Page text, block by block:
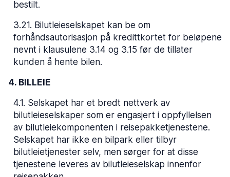
bestilt.
3.21. Bilutleieselskapet kan be om
forhåndsautorisasjon på kredittkortet for beløpene
nevnt i klausulene 3.14 og 3.15 før de tillater
kunden å hente bilen.
4. BILLEIE
4.1. Selskapet har et bredt nettverk av
bilutleieselskaper som er engasjert i oppfyllelsen
av bilutleiekomponenten i reisepakketjenestene.
Selskapet har ikke en bilpark eller tilbyr
bilutleietjenester selv, men sørger for at disse
tjenestene leveres av bilutleieselskap innenfor